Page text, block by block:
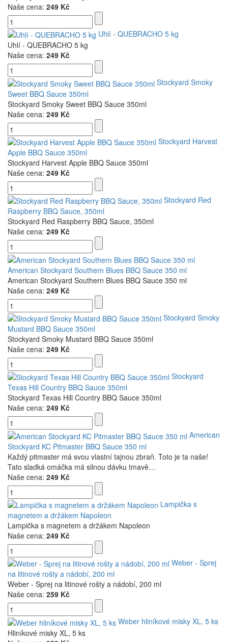
Naše cena: 249 Kč
Uhlí - QUEBRACHO 5 kg
Uhlí - QUEBRACHO 5 kg
Naše cena: 249 Kč
Stockyard Smoky
Sweet BBQ Sauce 350ml
Stockyard Smoky Sweet BBQ Sauce 350ml
Naše cena: 249 Kč
Stockyard Harvest
Apple BBQ Sauce 350ml
Stockyard Harvest Apple BBQ Sauce 350ml
Naše cena: 249 Kč
Stockyard Red
Raspberry BBQ Sauce, 350ml
Stockyard Red Raspberry BBQ Sauce, 350ml
Naše cena: 249 Kč
American Stockyard Southern Blues BBQ Sauce 350 ml
American Stockyard Southern Blues BBQ Sauce 350 ml
Naše cena: 249 Kč
Stockyard Smoky
Mustard BBQ Sauce 350ml
Stockyard Smoky Mustard BBQ Sauce 350ml
Naše cena: 249 Kč
Stockyard
Texas Hill Country BBQ Sauce 350ml
Stockyard Texas Hill Country BBQ Sauce 350ml
Naše cena: 249 Kč
American
Stockyard KC Pitmaster BBQ Sauce 350 ml
Každý pitmaster má svou vlastní tajnou zbraň. Toto je ta naše!
Tato sladká omáčka má silnou dávku tmavě…
Naše cena: 249 Kč
Lampička s
magnetem a držákem Napoleon
Lampička s magnetem a držákem Napoleon
Naše cena: 249 Kč
Weber - Sprej
na litinové rošty a nádobí, 200 ml
Weber - Sprej na litinové rošty a nádobí, 200 ml
Naše cena: 259 Kč
Weber hliníkové misky XL, 5 ks
Hliníkové misky XL, 5 ks